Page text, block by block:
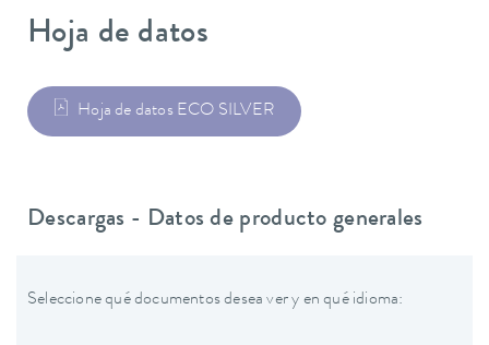
Hoja de datos
Hoja de datos ECO SILVER
Descargas - Datos de producto generales
Seleccione qué documentos desea ver y en qué idioma: